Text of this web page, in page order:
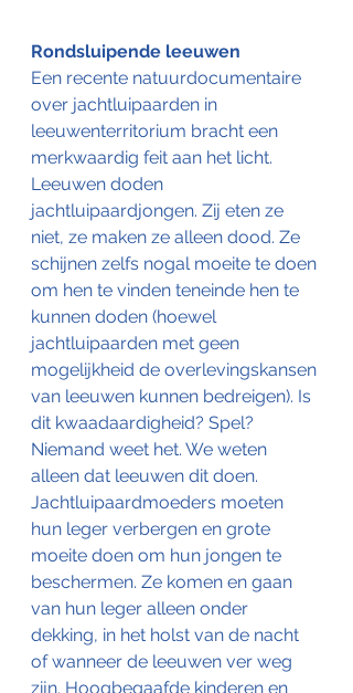
Rondsluipende leeuwen
Een recente natuurdocumentaire
over jachtluipaarden in
leeuwenterritorium bracht een
merkwaardig feit aan het licht.
Leeuwen doden
jachtluipaardjongen. Zij eten ze
niet, ze maken ze alleen dood. Ze
schijnen zelfs nogal moeite te doen
om hen te vinden teneinde hen te
kunnen doden (hoewel
jachtluipaarden met geen
mogelijkheid de overlevingskansen
van leeuwen kunnen bedreigen). Is
dit kwaadaardigheid? Spel?
Niemand weet het. We weten
alleen dat leeuwen dit doen.
Jachtluipaardmoeders moeten
hun leger verbergen en grote
moeite doen om hun jongen te
beschermen. Ze komen en gaan
van hun leger alleen onder
dekking, in het holst van de nacht
of wanneer de leeuwen ver weg
zijn. Hoogbegaafde kinderen en